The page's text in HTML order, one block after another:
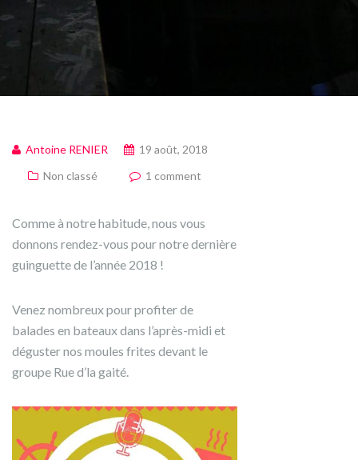
Antoine RENIER
19 août, 2018
Non classé
1 comment
Comme à notre habitude, nous vous
donnons rendez-vous pour notre dernière
guinguette de l’année 2018 !
Venez nombreux pour profiter de
balades en bateaux dans l’après-midi et
déguster nos moules frites devant le
groupe Rue d’la gaité.